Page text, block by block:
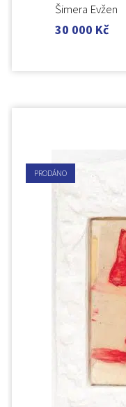
Šimera Evžen
30 000 Kč
PRODÁNO